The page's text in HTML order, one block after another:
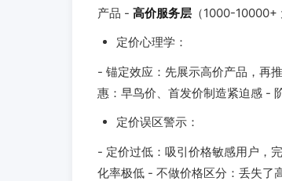
产品 - 高价服务层 （1000-
定价心理学：
- 锚定效应：先展示高价产品，再
惠：早鸟价、首发价制造紧迫感 -
定价误区警示：
- 定价过低：吸引价格敏感用户，
化率极低 - 不做价格区分：丢失了